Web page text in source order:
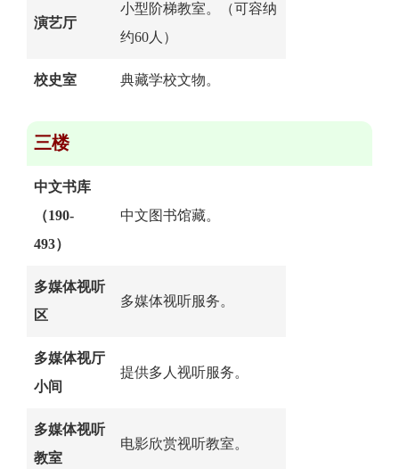
演艺厅
小型阶梯教室。（可容纳
约60人）
校史室 典藏学校文物。
三楼
中文书库
（190-
493）
中文图书馆藏。
多媒体视听
区
多媒体视听服务。
多媒体视厅
小间
提供多人视听服务。
多媒体视听
教室
电影欣赏视听教室。